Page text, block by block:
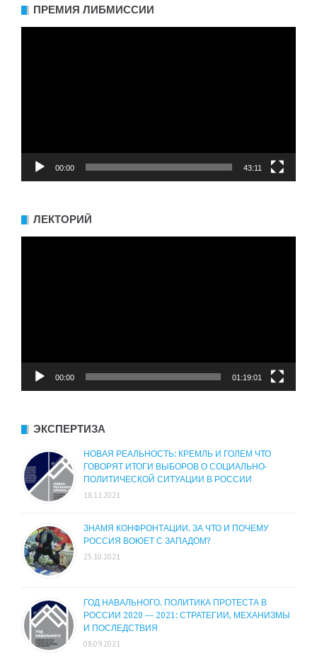
ПРЕМИЯ ЛИБМИССИИ
00:00 43:11
ЛЕКТОРИЙ
00:00 01:19:01
ЭКСПЕРТИЗА
НОВАЯ РЕАЛЬНОСТЬ: КРЕМЛЬ И ГОЛЕМ ЧТО
ГОВОРЯТ ИТОГИ ВЫБОРОВ О СОЦИАЛЬНО-
ПОЛИТИЧЕСКОЙ СИТУАЦИИ В РОССИИ
18.11.2021
ЗНАМЯ КОНФРОНТАЦИИ. ЗА ЧТО И ПОЧЕМУ
РОССИЯ ВОЮЕТ С ЗАПАДОМ?
25.10.2021
ГОД НАВАЛЬНОГО. ПОЛИТИКА ПРОТЕСТА В
РОССИИ 2020 — 2021: СТРАТЕГИИ, МЕХАНИЗМЫ
И ПОСЛЕДСТВИЯ
08.09.2021